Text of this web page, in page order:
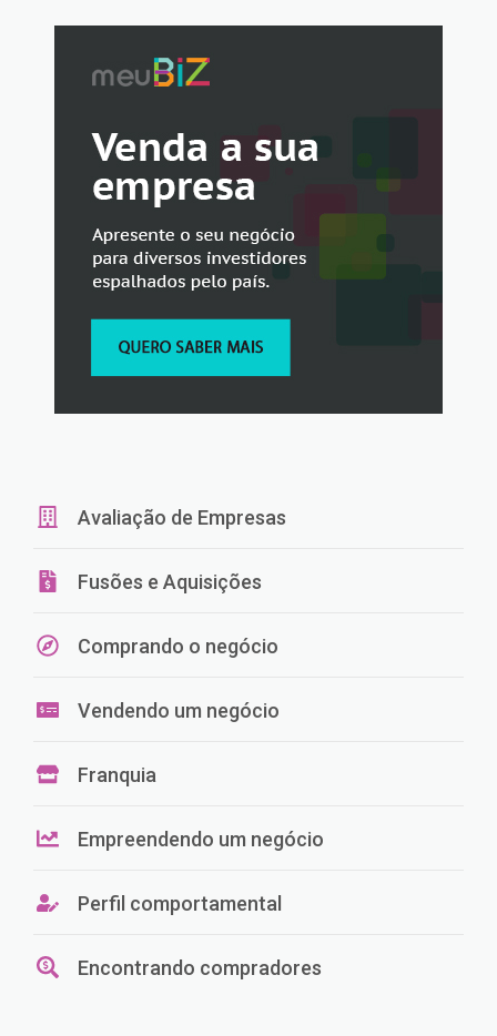
Avaliação de Empresas
Fusões e Aquisições
Comprando o negócio
Vendendo um negócio
Franquia
Empreendendo um negócio
Perfil comportamental
Encontrando compradores